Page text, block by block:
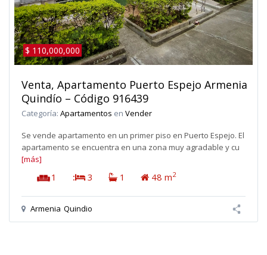
$ 110,000,000
Venta, Apartamento Puerto Espejo Armenia
Quindío – Código 916439
Categoría: Apartamentos en Vender
Se vende apartamento en un primer piso en Puerto Espejo. El
apartamento se encuentra en una zona muy agradable y cu
[más]
1 : 3 1 48 m2
Armenia Quindio